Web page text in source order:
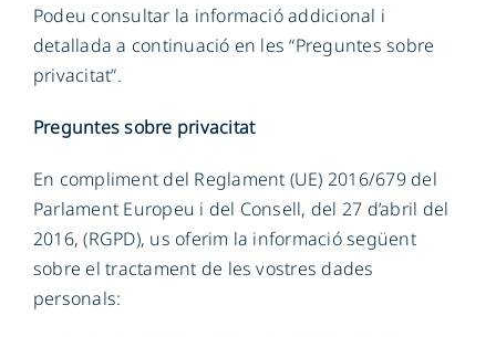
Podeu consultar la informació addicional i
detallada a continuació en les “Preguntes sobre
privacitat”.
Preguntes sobre privacitat
En compliment del Reglament (UE) 2016/679 del
Parlament Europeu i del Consell, del 27 d’abril del
2016, (RGPD), us oferim la informació següent
sobre el tractament de les vostres dades
personals: